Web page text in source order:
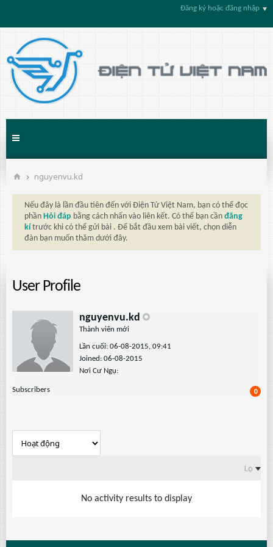
Đăng ký hoặc đăng nhập
nguyenvu.kd
Nếu đây là lần đầu tiên đến với Điện Tử Việt Nam, bạn có thể đọc
phần Hỏi đáp bằng cách nhấn vào liên kết. Có thể bạn cần đăng
kí trước khi có thể gửi bài . Để bắt đầu xem bài viết, chọn diễn
đàn bạn muốn thăm dưới đây.
User Profile
nguyenvu.kd
Thành viên mới
Lần cuối: 06-08-2015, 09:41
Joined: 06-08-2015
Nơi Cư Ngụ:
Subscribers 0
Lọc
No activity results to display